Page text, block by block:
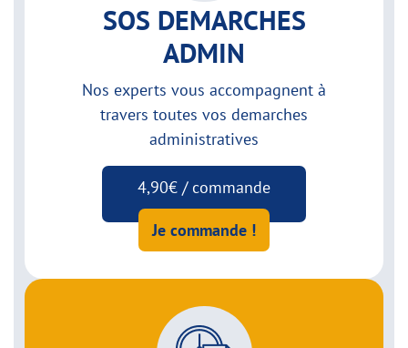
SOS DEMARCHES
ADMIN
Nos experts vous accompagnent à
travers toutes vos demarches
administratives
4,90€ / commande
Je commande !